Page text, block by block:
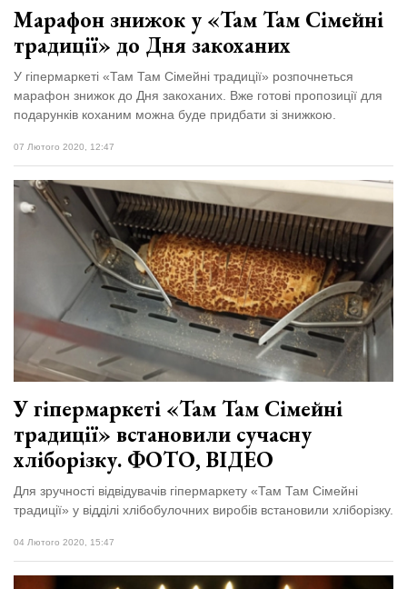
Марафон знижок у «Там Там Сімейні
традиції» до Дня закоханих
У гіпермаркеті «Там Там Сімейні традиції» розпочнеться
марафон знижок до Дня закоханих. Вже готові пропозиції для
подарунків коханим можна буде придбати зі знижкою.
07 Лютого 2020, 12:47
У гіпермаркеті «Там Там Сімейні
традиції» встановили сучасну
хліборізку. ФОТО, ВІДЕО
Для зручності відвідувачів гіпермаркету «Там Там Сімейні
традиції» у відділі хлібобулочних виробів встановили хліборізку.
04 Лютого 2020, 15:47